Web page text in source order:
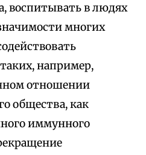
воспитывать в людях
многих
например,
отношении
общества, как
иммунного